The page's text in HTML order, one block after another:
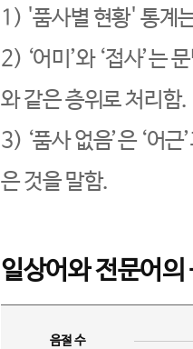
1) '품사별 현황' 통계
2) ‘어미’와 ‘접사’는
와 같은 층위로 처리함.
3) ‘품사 없음’은 ‘어
은 것을 말함.
일상어와 전문어의
음절 수